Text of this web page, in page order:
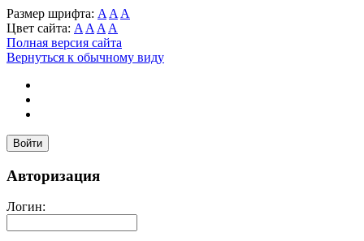
Размер шрифта: A A A
Цвет сайта: A A A A
Полная версия сайта
Вернуться к обычному виду
Войти
Авторизация
Логин: